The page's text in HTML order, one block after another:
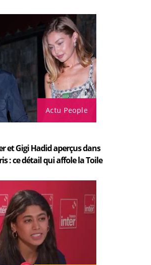
Actu People
et Gigi Hadid aperçus dans
: ce détail qui affole la Toile